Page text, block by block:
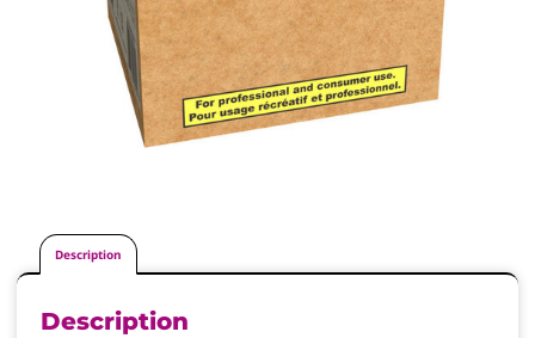
Description
Description